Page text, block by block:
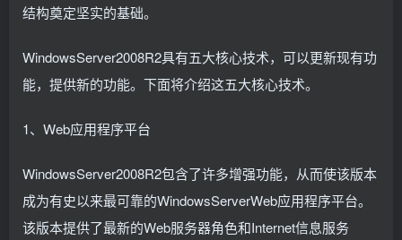
结构奠定坚实的基础。
WindowsServer2008R2具有五大核心技术，可以更新现有功
能，提供新的功能。下面将介绍这五大核心技术。
1、Web应用程序平台
WindowsServer2008R2包含了许多增强功能，从而使该版本
成为有史以来最可靠的WindowsServerWeb应用程序平台。
该版本提供了最新的Web服务器角色和Internet信息服务